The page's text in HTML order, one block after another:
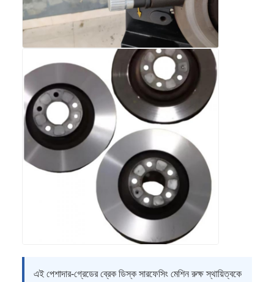
এই পেশাদার-গ্রেডের ব্রেক ডিস্ক সারফেসিং মেশিন রুক্ষ স্থায়িত্বকে